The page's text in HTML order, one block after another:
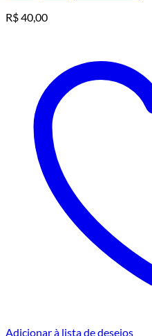
R$40,00
Adicionar à lista de desejos